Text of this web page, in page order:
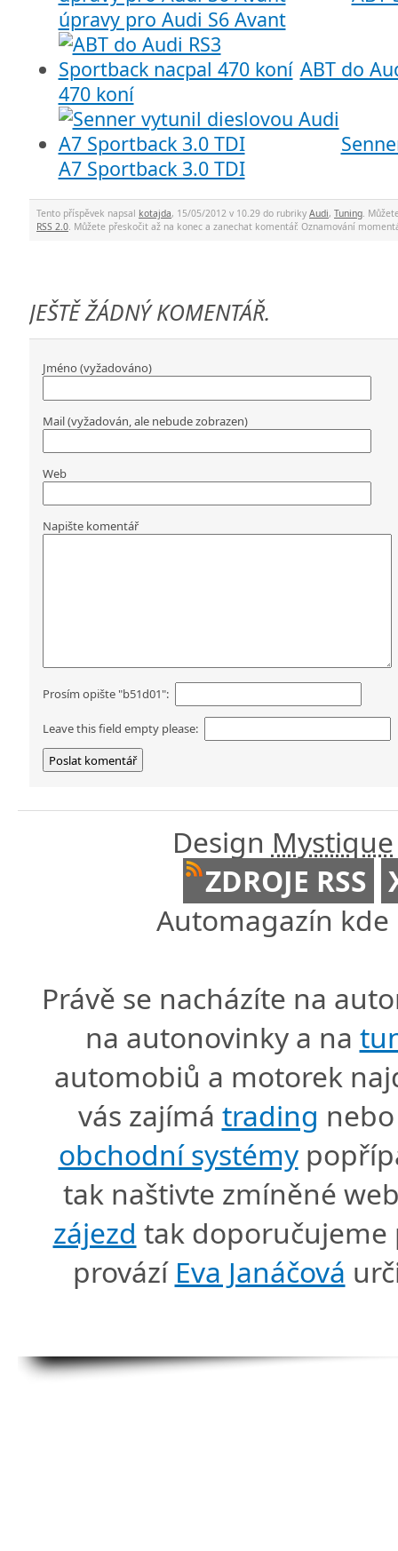
úpravy pro Audi S6 Avant
ABT do
470 koní
A7 Sportback 3.0 TDI
Tento příspěvek napsal kotajda, 15/05/2012 v 10.29 do rubriky Audi, Tuning.
RSS 2.0. Můžete přeskočit až na konec a zanechat komentář. Oznamování
JEŠTĚ ŽÁDNÝ KOMENTÁŘ.
Jméno (vyžadováno)
Mail (vyžadován, ale nebude zobrazen)
Web
Napište komentář
Prosím opište "b51d01":
Leave this field empty please:
Design Mystique
ZDROJE RSS
Automagazín
Právě se nacházíte na
na autonovinky a na
automobiů a motorek
vás zajímá trading
obchodní systémy
tak naštivte zmíněné
zájezd tak doporučujeme
provází Eva Janáčová